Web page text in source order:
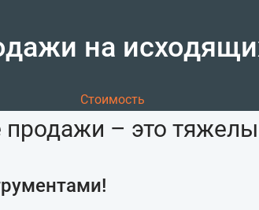
на
Стоимость
– это